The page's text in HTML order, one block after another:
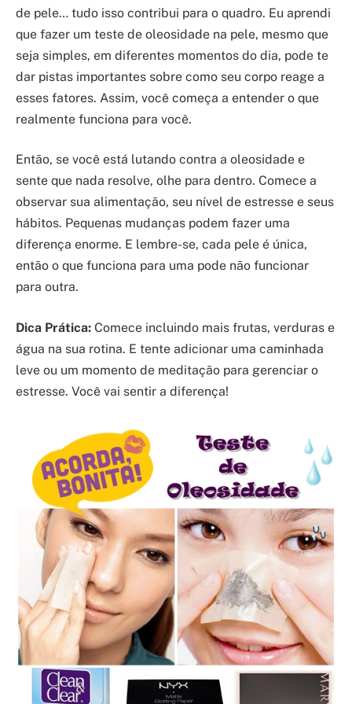
de pele… tudo isso contribui para o quadro. Eu aprendi
que fazer um teste de oleosidade na pele, mesmo que
seja simples, em diferentes momentos do dia, pode te
dar pistas importantes sobre como seu corpo reage a
esses fatores. Assim, você começa a entender o que
realmente funciona para você.
Então, se você está lutando contra a oleosidade e
sente que nada resolve, olhe para dentro. Comece a
observar sua alimentação, seu nível de estresse e seus
hábitos. Pequenas mudanças podem fazer uma
diferença enorme. E lembre-se, cada pele é única,
então o que funciona para uma pode não funcionar
para outra.
Dica Prática: Comece incluindo mais frutas, verduras e
água na sua rotina. E tente adicionar uma caminhada
leve ou um momento de meditação para gerenciar o
estresse. Você vai sentir a diferença!